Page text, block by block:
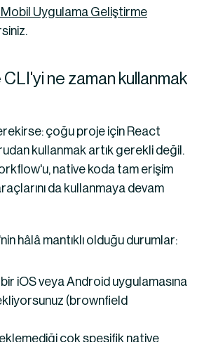
Mobil Uygulama Geliştirme
ne zaman kullanmak
çoğu proje için React
kullanmak artık gerekli değil.
native koda tam erişim
da kullanmaya devam
hâlâ mantıklı olduğu durumlar:
iOS veya Android uygulamasına
(brownfield
çok spesifik native